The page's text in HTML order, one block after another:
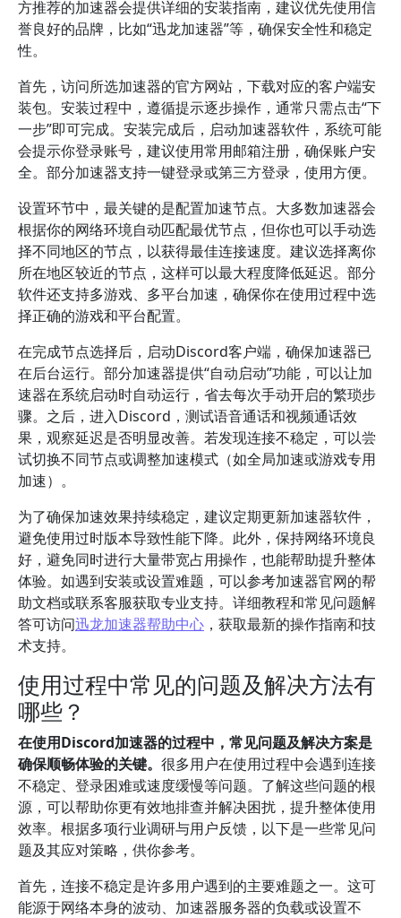
方推荐的加速器会提供详细的安装指南，建议优先使用信
誉良好的品牌，比如“迅龙加速器”等，确保安全性和稳定
性。
首先，访问所选加速器的官方网站，下载对应的客户端安
装包。安装过程中，遵循提示逐步操作，通常只需点击“下
一步”即可完成。安装完成后，启动加速器软件，系统可能
会提示你登录账号，建议使用常用邮箱注册，确保账户安
全。部分加速器支持一键登录或第三方登录，使用方便。
设置环节中，最关键的是配置加速节点。大多数加速器会
根据你的网络环境自动匹配最优节点，但你也可以手动选
择不同地区的节点，以获得最佳连接速度。建议选择离你
所在地区较近的节点，这样可以最大程度降低延迟。部分
软件还支持多游戏、多平台加速，确保你在使用过程中选
择正确的游戏和平台配置。
在完成节点选择后，启动Discord客户端，确保加速器已
在后台运行。部分加速器提供“自动启动”功能，可以让加
速器在系统启动时自动运行，省去每次手动开启的繁琐步
骤。之后，进入Discord，测试语音通话和视频通话效
果，观察延迟是否明显改善。若发现连接不稳定，可以尝
试切换不同节点或调整加速模式（如全局加速或游戏专用
加速）。
为了确保加速效果持续稳定，建议定期更新加速器软件，
避免使用过时版本导致性能下降。此外，保持网络环境良
好，避免同时进行大量带宽占用操作，也能帮助提升整体
体验。如遇到安装或设置难题，可以参考加速器官网的帮
助文档或联系客服获取专业支持。详细教程和常见问题解
答可访问迅龙加速器帮助中心 ，获取最新的操作指南和技
术支持。
使用过程中常见的问题及解决方法有
哪些？
在使用Discord加速器的过程中，常见问题及解决方案是
确保顺畅体验的关键。 很多用户在使用过程中会遇到连接
不稳定、登录困难或速度缓慢等问题。了解这些问题的根
源，可以帮助你更有效地排查并解决困扰，提升整体使用
效率。根据多项行业调研与用户反馈，以下是一些常见问
题及其应对策略，供你参考。
首先，连接不稳定是许多用户遇到的主要难题之一。这可
能源于网络本身的波动、加速器服务器的负载或设置不